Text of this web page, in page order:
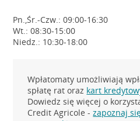
Pn.,Śr.-Czw.: 09:00-16:30
Wt.: 08:30-15:00
Niedz.: 10:30-18:00
Wpłatomaty umożliwiają
spłatę rat oraz kart
Dowiedz się więcej o
Credit Agricole -zapoznaj